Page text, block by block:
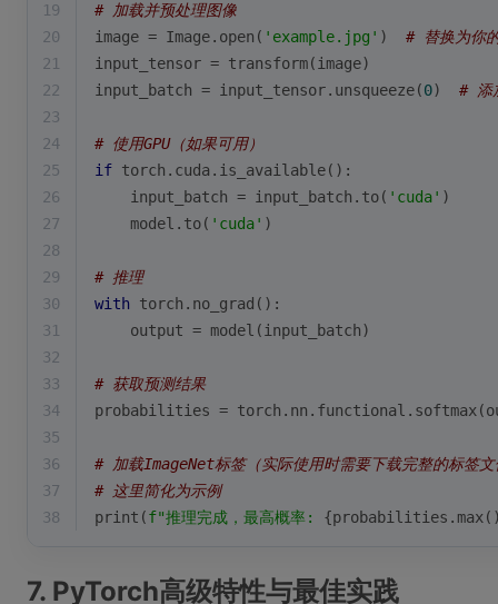
19
# 加载并预处理图像
20
image = Image. open ( 'example.jpg' ) # 替换为你
21
input_tensor = transform(image)
22
input_batch = input_tensor.unsqueeze(0) # 添
23
24
# 使用GPU（如果可用）
25
if torch.cuda.is_available():
26
    input_batch = input_batch.to(
'cuda' )
27
    model.to(
'cuda' )
28
29
# 推理
30
with torch.no_grad():
31
    output = model(input_batch)
32
33
# 获取预测结果
34
probabilities =
35
36
# 加载ImageNet标签（实际使用时需要下载完整的标签文
37
# 这里简化为示例
38
print (f"推理完成，最高概率: {probabilities. max
7. PyTorch高级特性与最佳实践